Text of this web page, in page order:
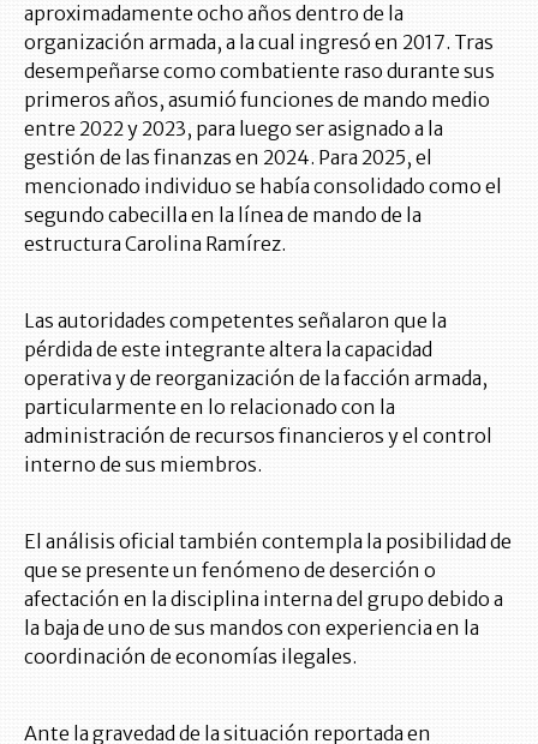
aproximadamente ocho años dentro de la
organización armada, a la cual ingresó en 2017. Tras
desempeñarse como combatiente raso durante sus
primeros años, asumió funciones de mando medio
entre 2022 y 2023, para luego ser asignado a la
gestión de las finanzas en 2024. Para 2025, el
mencionado individuo se había consolidado como el
segundo cabecilla en la línea de mando de la
estructura Carolina Ramírez.
Las autoridades competentes señalaron que la
pérdida de este integrante altera la capacidad
operativa y de reorganización de la facción armada,
particularmente en lo relacionado con la
administración de recursos financieros y el control
interno de sus miembros.
El análisis oficial también contempla la posibilidad de
que se presente un fenómeno de deserción o
afectación en la disciplina interna del grupo debido a
la baja de uno de sus mandos con experiencia en la
coordinación de economías ilegales.
Ante la gravedad de la situación reportada en